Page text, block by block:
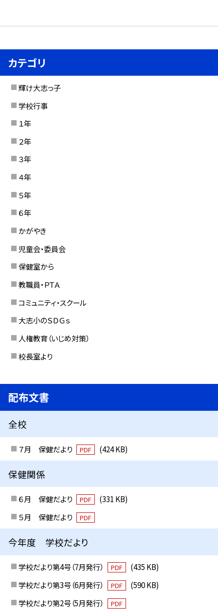
カテゴリ
輝け大志っ子
学校行事
１年
２年
３年
４年
５年
６年
かがやき
児童会・委員会
保健室から
教職員・ＰＴＡ
コミュニティ・スクール
大志小のＳＤＧｓ
人権教育（いじめ対策）
校長室より
配布文書
全校
７月 保健だより PDF (424 KB)
保健関係
６月 保健だより PDF
(331 KB)
５月 保健だより
PDF
今年度 学校だより
学校だより第4号（7月発行） PDF
(435 KB)
学校だより第3号（6月発行）
PDF
(590 KB)
学校だより第2号（5月発行）
PDF